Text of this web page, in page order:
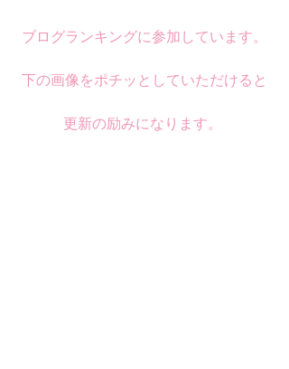
ブログランキングに参加しています。
下の画像をポチッとしていただけると
更新の励みになります。